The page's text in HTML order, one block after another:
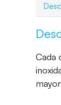
Cada